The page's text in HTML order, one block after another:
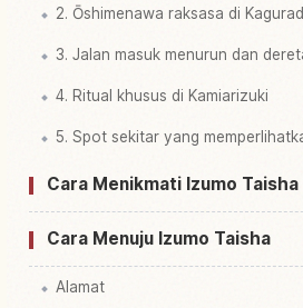
2. Ōshimenawa raksasa di
3. Jalan masuk menurun dan
4. Ritual khusus di Kamiarizuki
5. Spot sekitar yang
Cara Menikmati Izumo
Cara Menuju Izumo Taisha
Alamat